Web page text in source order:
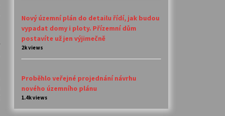
Nový územní plán do detailu řídí, jak budou
vypadat domy i ploty. Přízemní dům
postavíte už jen výjimečně
2k views
Proběhlo veřejné projednání návrhu
nového územního plánu
1.4k views